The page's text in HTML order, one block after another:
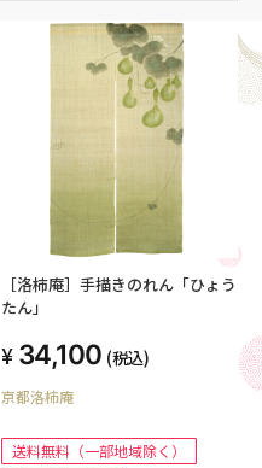
［洛柿庵］手描きのれん「ひょう
たん」
34,100 (税込)
京都洛柿庵
送料無料（一部地域除く）